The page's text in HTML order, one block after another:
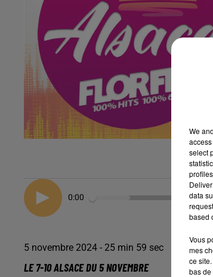
0:00
5 novembre 2024 - 25 min 59 sec
LE 7-10 ALSACE DU 5 NOVEMBRE
We and
select
data
based
Vous
mes
ce
bas de